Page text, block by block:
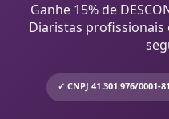
Ganhe 15% de
Diaristas profissionais
✓ CNPJ 41.301.976/0001-81